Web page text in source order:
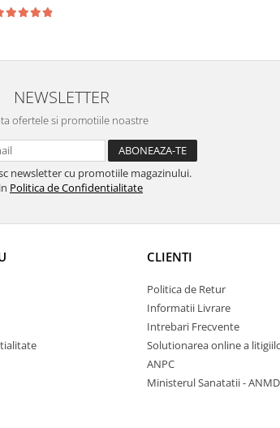
NEWSLETTER
ofertele si promotiile noastre
newsletter cu promotiile magazinului.
Politica de Confidentialitate
CLIENTI
Politica de Retur
Informatii Livrare
Intrebari Frecvente
Solutionarea online a
ANPC
Ministerul Sanatatii -